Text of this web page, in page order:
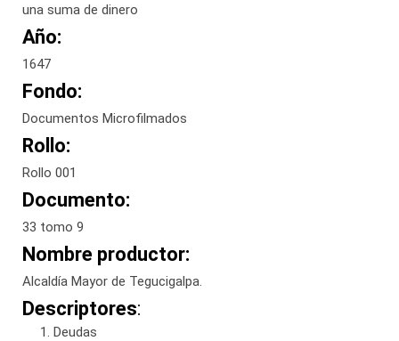
una suma de dinero
Año:
1647
Fondo:
Documentos Microfilmados
Rollo:
Rollo 001
Documento:
33 tomo 9
Nombre productor:
Alcaldía Mayor de Tegucigalpa.
Descriptores:
Deudas